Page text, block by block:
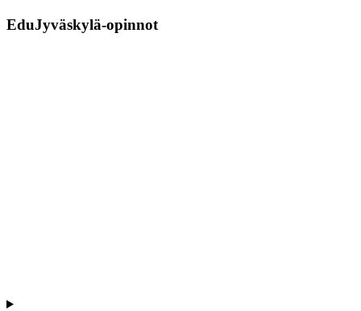
EduJyväskylä-opinnot